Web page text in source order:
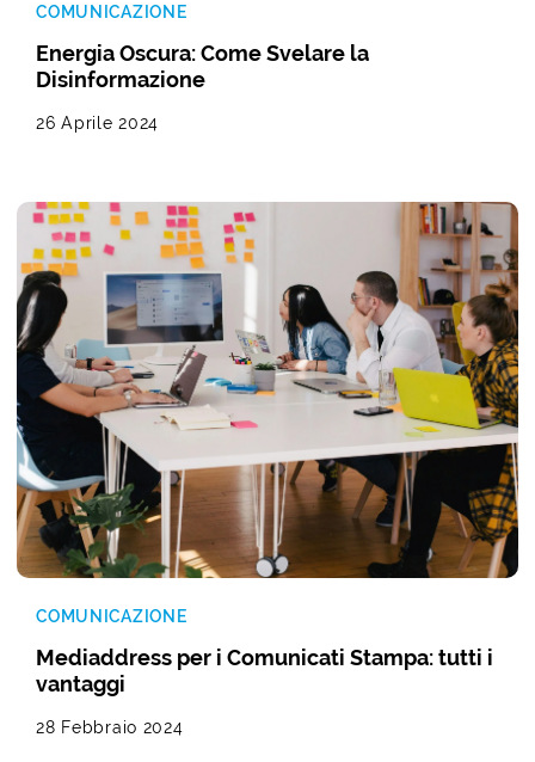
COMUNICAZIONE
Energia Oscura: Come Svelare la
Disinformazione
26 Aprile 2024
COMUNICAZIONE
Mediaddress per i Comunicati Stampa: tutti i
vantaggi
28 Febbraio 2024